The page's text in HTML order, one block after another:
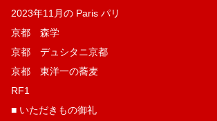
2023年11月の Paris パリ
京都 森学
京都 デュシタニ京都
京都 東洋一の蕎麦
RF1
■ いただきもの御礼